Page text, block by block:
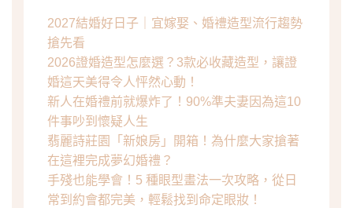
2027結婚好日子｜宜嫁娶、婚禮造型流行趨勢
搶先看
2026證婚造型怎麼選？3款必收藏造型，讓證
婚這天美得令人怦然心動！
新人在婚禮前就爆炸了！90%準夫妻因為這10
件事吵到懷疑人生
翡麗詩莊園「新娘房」開箱！為什麼大家搶著
在這裡完成夢幻婚禮？
手殘也能學會！5 種眼型畫法一次攻略，從日
常到約會都完美，輕鬆找到命定眼妝！